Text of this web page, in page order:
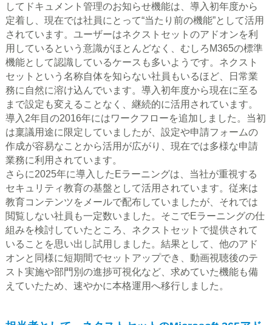
してドキュメント管理のお知らせ機能は、導入初年度から
定着し、現在では社員にとって“当たり前の機能”として活用
されています。ユーザーはネクストセットのアドオンを利
用しているという意識がほとんどなく、むしろM365の標準
機能として認識しているケースも多いようです。ネクスト
セットという名称自体を知らない社員もいるほど、日常業
務に自然に溶け込んでいます。導入初年度から現在に至る
まで設定も変えることなく、継続的に活用されています。
導入2年目の2016年にはワークフローを追加しました。当初
は稟議用途に限定していましたが、設定や申請フォームの
作成が容易なことから活用が広がり、現在では多様な申請
業務に利用されています。
さらに2025年に導入したEラーニングは、当社が重視する
セキュリティ教育の基盤として活用されています。従来は
教育コンテンツをメールで配布していましたが、それでは
閲覧しない社員も一定数いました。そこでEラーニングの仕
組みを検討していたところ、ネクストセットで提供されて
いることを思い出し試用しました。結果として、他のアド
オンと同様に短期間でセットアップでき、動画視聴後のテ
スト実施や部門別の進捗可視化など、求めていた機能も備
えていたため、速やかに本格運用へ移行しました。